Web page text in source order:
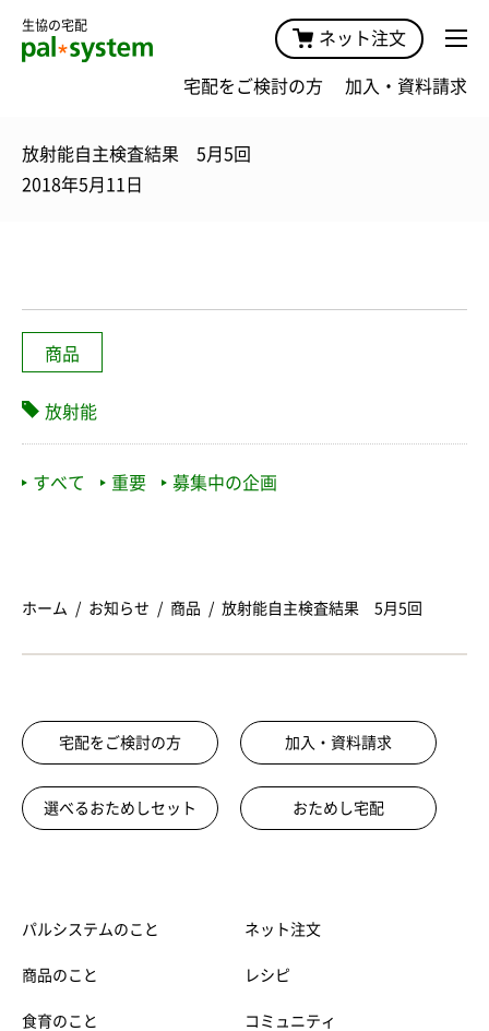
生協の宅配
ネット注文
宅配をご検討の方 加入・資料請求
放射能自主検査結果 5月5回
2018年5月11日
商品
放射能
すべて 重要 募集中の企画
ホーム お知らせ 商品 放射能自主検査結果 5月5回
宅配をご検討の方 加入・資料請求
選べるおためしセット おためし宅配
パルシステムのこと
商品のこと
食育のこと
ネット注文
レシピ
コミュニティ